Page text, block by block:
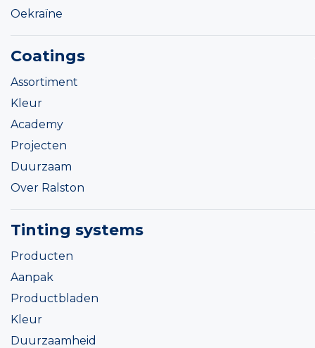
Oekraïne
Coatings
Assortiment
Kleur
Academy
Projecten
Duurzaam
Over Ralston
Tinting systems
Producten
Aanpak
Productbladen
Kleur
Duurzaamheid